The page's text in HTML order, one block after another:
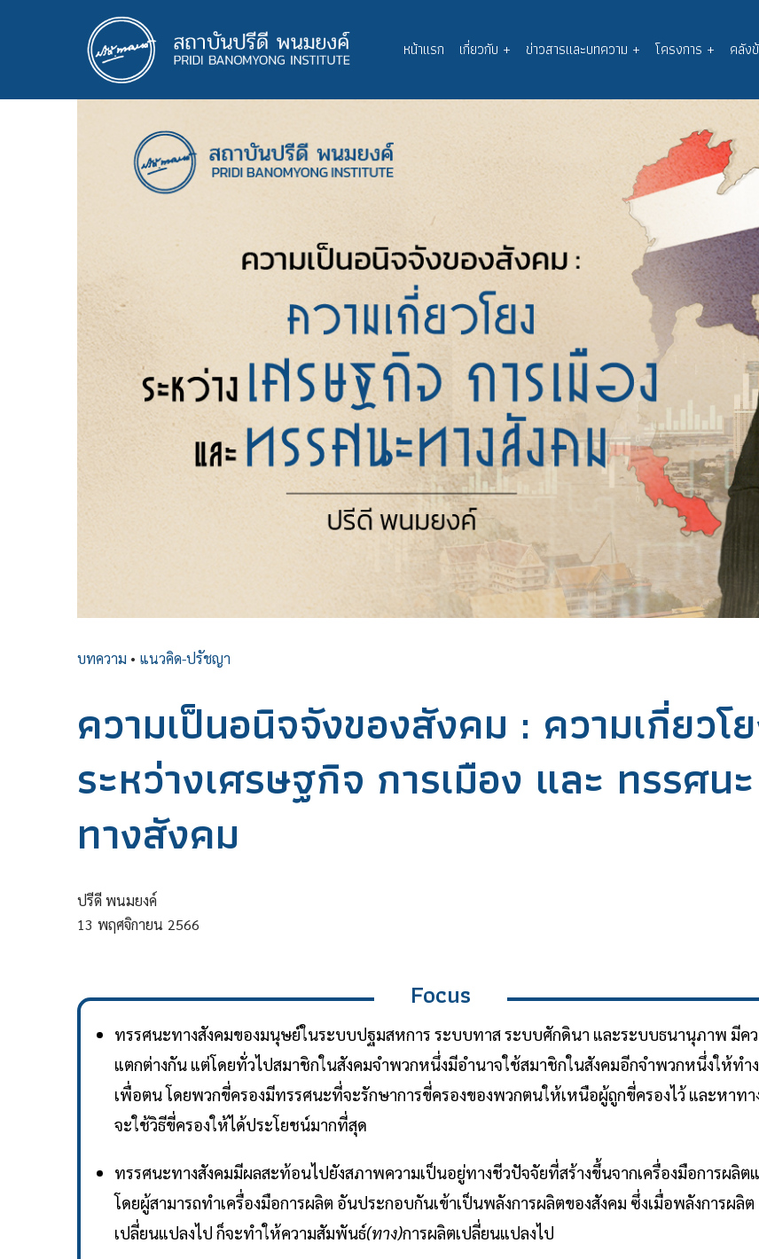
Main
navigation
หน้าแรก เกี่ยวกับ + ข่าวสารและบทความ + โครงการ + คลัง
บทความ • แนวคิด-ปรัชญา
ความเป็นอนิจจังของสังคม : ความเกี่ยวโ
ระหว่างเศรษฐกิจ การเมือง และ ทรรศนะ
ทางสังคม
ปรีดี พนมยงค์
13 พฤศจิกายน 2566
Focus
ทรรศนะทางสังคมของมนุษย์ในระบบปฐมสหการ ระบบทาส ระบบศักดินา และระบบธนานุภาพ มีค
แตกต่างกัน แต่โดยทั่วไปสมาชิกในสังคมจำพวกหนึ่งมีอำนาจใช้สมาชิกในสังคมอีกจำพวกหนึ่งให้ทำ
เพื่อตน โดยพวกขี่ครองมีทรรศนะที่จะรักษาการขี่ครองของพวกตนให้เหนือผู้ถูกขี่ครองไว้ และหาทา
จะใช้วิธีขี่ครองให้ได้ประโยชน์มากที่สุด
ทรรศนะทางสังคมมีผลสะท้อนไปยังสภาพความเป็นอยู่ทางชีวปัจจัยที่สร้างขึ้นจากเครื่องมือการผลิต
โดยผู้สามารถทำเครื่องมือการผลิต อันประกอบกันเข้าเป็นพลังการผลิตของสังคม ซึ่งเมื่อพลังการผลิต
เปลี่ยนแปลงไป ก็จะทำให้ความสัมพันธ์(ทาง)การผลิตเปลี่ยนแปลงไป